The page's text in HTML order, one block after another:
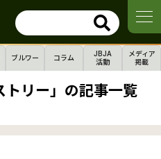
ブルワー コラム
JBJA
活動
メディア
掲載
トリー」の記事一覧